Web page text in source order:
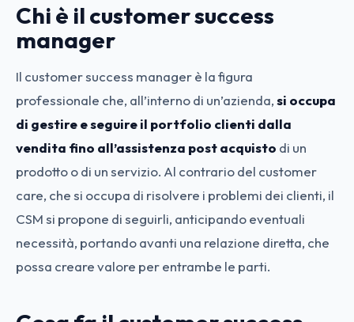
Chi è il customer success
manager
Il customer success manager è la figura
professionale che, all’interno di un’azienda,si occupa
di gestire e seguire il portfolio clienti dalla
vendita fino all’assistenza post acquisto di un
prodotto o di un servizio. Al contrario del customer
care, che si occupa di risolvere i problemi dei clienti, il
CSM si propone di seguirli, anticipando eventuali
necessità, portando avanti una relazione diretta, che
possa creare valore per entrambe le parti.